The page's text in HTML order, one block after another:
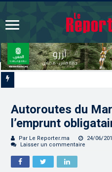
Autoroutes du
l’emprunt
Par Le Reporter.ma 24/06/
Laisser un commentaire